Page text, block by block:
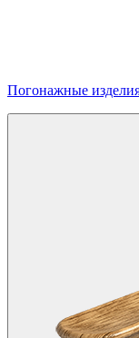
Погонажные